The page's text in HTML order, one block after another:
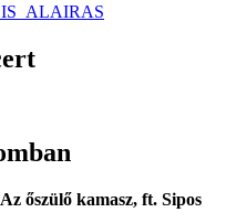
őszülő kamasz, ft. Sipos